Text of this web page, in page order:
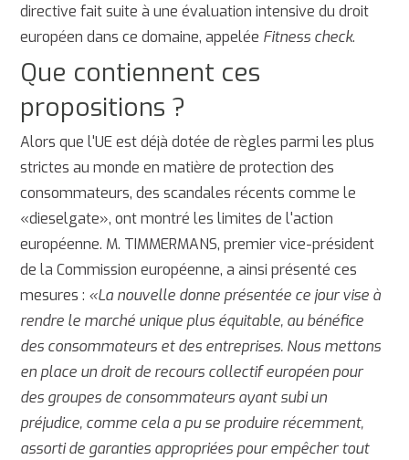
directive fait suite à une évaluation intensive du droit
européen dans ce domaine, appelée Fitness check.
Que contiennent ces
propositions ?
Alors que l'UE est déjà dotée de règles parmi les plus
strictes au monde en matière de protection des
consommateurs, des scandales récents comme le
«dieselgate», ont montré les limites de l'action
européenne. M. TIMMERMANS, premier vice-président
de la Commission européenne, a ainsi présenté ces
mesures : «La nouvelle donne présentée ce jour vise à
rendre le marché unique plus équitable, au bénéfice
des consommateurs et des entreprises. Nous mettons
en place un droit de recours collectif européen pour
des groupes de consommateurs ayant subi un
préjudice, comme cela a pu se produire récemment,
assorti de garanties appropriées pour empêcher tout